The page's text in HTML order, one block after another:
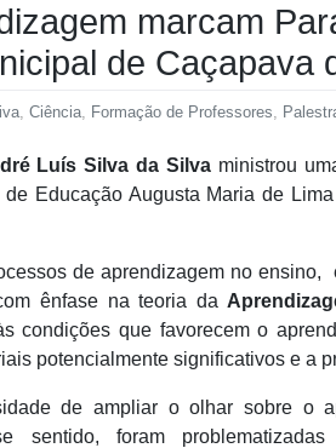
marcam
de Caçapava
, Ciência, Formação de Professores,
Luís Silva da Silvaministrou
Educação Augusta Maria de
de aprendizagem no ensino,
ênfase na teoria da
condições que favorecem o
potencialmente significativos e a
de ampliar o olhar sobre o
foram